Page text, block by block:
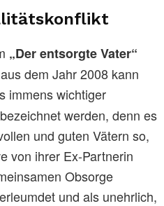
„Der entsorgte Vater“
dem Jahr 2008 kann
immens wichtiger
werden, denn es
und guten Vätern so,
von ihrer Ex-Partnerin
Obsorge
und als unehrlich,